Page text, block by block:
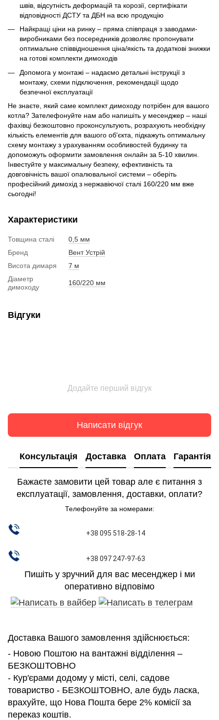
швів, відсутність деформацій та корозії, сертифікати
відповідності ДСТУ та ДБН на всю продукцію
Найкращі ціни на ринку – пряма співпраця з заводами-
виробниками без посередників дозволяє пропонувати
оптимальне співвідношення ціна/якість та додаткові знижки
на готові комплекти димоходів
Допомога у монтажі – надаємо детальні інструкції з
монтажу, схеми підключення, рекомендації щодо
безпечної експлуатації
Не знаєте, який саме комплект димоходу потрібен для вашого
котла? Зателефонуйте нам або напишіть у месенджер – наші
фахівці безкоштовно проконсультують, розрахують необхідну
кількість елементів для вашого об'єкта, підкажуть оптимальну
схему монтажу з урахуванням особливостей будинку та
допоможуть оформити замовлення онлайн за 5-10 хвилин.
Інвестуйте у максимальну безпеку, ефективність та
довговічність вашої опалювальної системи – оберіть
професійний димохід з нержавіючої сталі 160/220 мм вже
сьогодні!
Характеристики
Товщина сталі
0,5 мм
Бренд
Вент Устрій
Висота димаря
7 м
Діаметр
димоходу
160/220 мм
Відгуки
Додайте перший відгук
Написати відгук
Консультація Доставка Оплата Гарантія
Бажаєте замовити цей товар але є питання з
експлуатації, замовлення, доставки, оплати?
Телефонуйте за номерами:
+38 095 518-28-14
+38 097 247-97-63
Пишіть у зручний для вас месенджер і ми
оперативно відповімо
Доставка Вашого замовлення здійснюється:
- Новою Поштою на вантажні відділення –
БЕЗКОШТОВНО
- Кур'єрами додому у місті, селі, садове
товариство - БЕЗКОШТОВНО, але будь ласка,
врахуйте, що Нова Пошта бере 2% комісії за
переказ коштів.